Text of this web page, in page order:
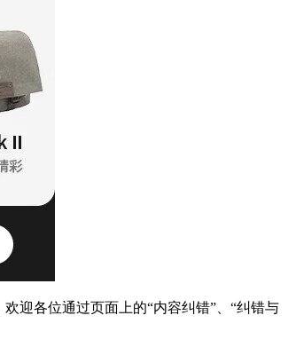
迎各位通过页面上的“内容纠错”、“纠错与